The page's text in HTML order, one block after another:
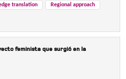
translation Regional approach
feminista que surgió en la